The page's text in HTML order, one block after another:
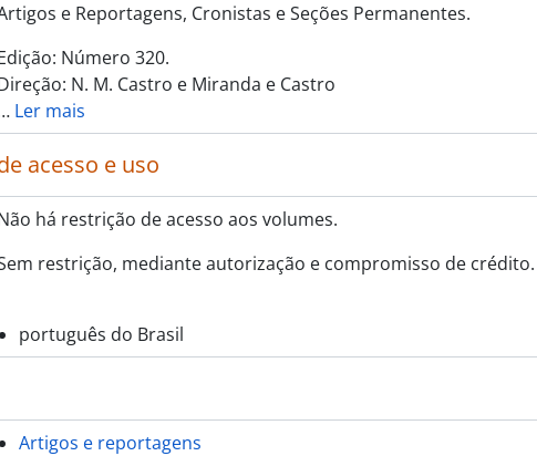
e Reportagens, Cronistas e Seções Permanentes.
Número 320.
N. M. Castro e Miranda e Castro
Ler mais
acesso e uso
há restrição de acesso aos volumes.
restrição, mediante autorização e compromisso de crédito.
português do Brasil
Artigos e reportagens